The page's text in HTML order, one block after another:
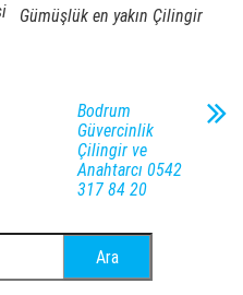
Gümüşlük en yakın Çilingir
Bodrum
Güvercinlik
Çilingir ve
Anahtarcı 0542
317 84 20